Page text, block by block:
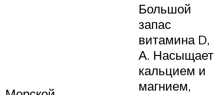
Большой
запас
витамина D,
А. Насыщает
кальцием и
магнием,